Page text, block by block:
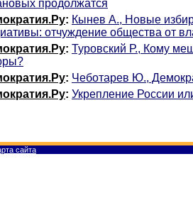
продолжатся
: Кынев А., Новые
отчуждение общества от
: Туровский Р., Кому
: Чеботарев Ю.,
: Укрепление России
сайта